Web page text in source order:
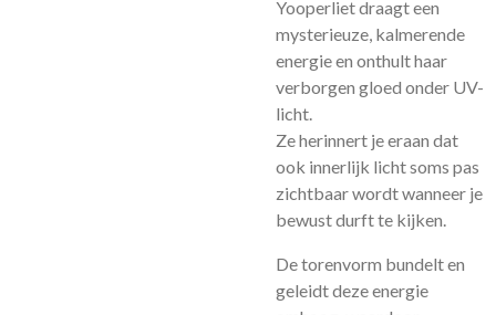
Yooperliet draagt een
mysterieuze, kalmerende
energie en onthult haar
verborgen gloed onder UV-
licht.
Ze herinnert je eraan dat
ook innerlijk licht soms pas
zichtbaar wordt wanneer je
bewust durft te kijken.
De torenvorm bundelt en
geleidt deze energie